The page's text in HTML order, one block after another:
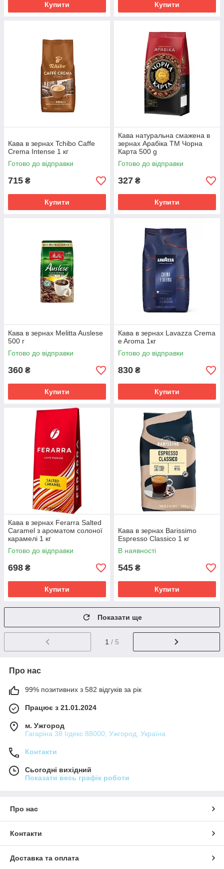
Купити Купити
Кава в зернах Tchibo Caffe
Crema Intense 1 кг
Готово до відправки
715 ₴
Купити
Кава натуральна смажена в
зернах Арабіка TM Чорна
Карта 500 g
Готово до відправки
327 ₴
Купити
Кава в зернах Melitta Auslese
500 г
Готово до відправки
360 ₴
Купити
Кава в зернах Lavazza Crema
e Aroma 1кг
Готово до відправки
830 ₴
Купити
Кава в зернах Ferarra Salted
Caramel з ароматом солоної
карамелі 1 кг
Готово до відправки
698 ₴
Купити
Кава в зернах Barissimo
Espresso Classico 1 кг
В наявності
545 ₴
Купити
Показати ще
1 / 5
Про нас
99% позитивних з 582 відгуків за рік
Працює з 21.01.2024
м. Ужгород
Гагаріна 38 Ігдекс 88000, Ужгород, Україна
Контакти
Сьогодні вихідний
Показати весь графік роботи
Про нас
Контакти
Доставка та оплата